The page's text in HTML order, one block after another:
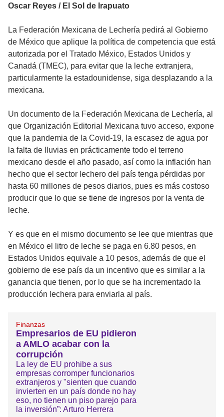
Oscar Reyes / El Sol de Irapuato
La Federación Mexicana de Lechería pedirá al Gobierno
de México que aplique la política de competencia que está
autorizada por el Tratado México, Estados Unidos y
Canadá (TMEC), para evitar que la leche extranjera,
particularmente la estadounidense, siga desplazando a la
mexicana.
Un documento de la Federación Mexicana de Lechería, al
que Organización Editorial Mexicana tuvo acceso, expone
que la pandemia de la Covid-19, la escasez de agua por
la falta de lluvias en prácticamente todo el terreno
mexicano desde el año pasado, así como la inflación han
hecho que el sector lechero del país tenga pérdidas por
hasta 60 millones de pesos diarios, pues es más costoso
producir que lo que se tiene de ingresos por la venta de
leche.
Y es que en el mismo documento se lee que mientras que
en México el litro de leche se paga en 6.80 pesos, en
Estados Unidos equivale a 10 pesos, además de que el
gobierno de ese país da un incentivo que es similar a la
ganancia que tienen, por lo que se ha incrementado la
producción lechera para enviarla al país.
Finanzas
Empresarios de EU pidieron
a AMLO acabar con la
corrupción
La ley de EU prohibe a sus
empresas corromper funcionarios
extranjeros y "sienten que cuando
invierten en un país donde no hay
eso, no tienen un piso parejo para
la inversión”: Arturo Herrera